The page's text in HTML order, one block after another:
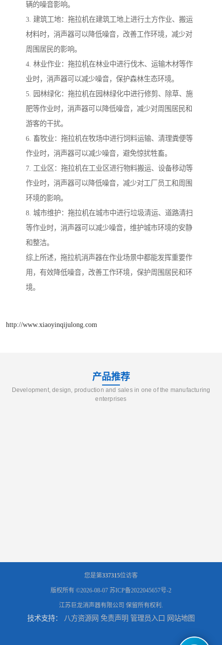
辆的噪音影响。
3. 建筑工地：拖拉机在建筑工地上进行土方作业、搬运
材料时，消声器可以降低噪音，改善工作环境，减少对
周围居民的影响。
4. 林业作业：拖拉机在林业中进行伐木、运输木材等作
业时，消声器可以减少噪音，保护森林生态环境。
5. 园林绿化：拖拉机在园林绿化中进行修剪、除草、施
肥等作业时，消声器可以降低噪音，减少对周围居民和
游客的干扰。
6. 畜牧业：拖拉机在牧场中进行饲料运输、清理粪便等
作业时，消声器可以减少噪音，避免惊扰牲畜。
7. 工业区：拖拉机在工业区进行物料搬运、设备移动等
作业时，消声器可以降低噪音，减少对工厂员工和周围
环境的影响。
8. 城市维护：拖拉机在城市中进行垃圾清运、道路清扫
等作业时，消声器可以减少噪音，维护城市环境的安静
和整洁。
综上所述，拖拉机消声器在作业场景中都能发挥重要作
用，有效降低噪音，改善工作环境，保护周围居民和环
境。
http://www.xiaoyinqijulong.com
产品推荐
Development, design, production and sales in one of the manufacturing
enterprises
您是第337315位访客
版权所有 ©2026-08-07 苏ICP备2022045657号-2
江苏巨龙消声器有限公司 保留所有权利.
技术支持： 八方资源网 免责声明 管理员入口 网站地图